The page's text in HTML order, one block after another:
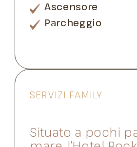
Ascensore
Parcheggio
SERVIZI FAMILY
Situato a pochi